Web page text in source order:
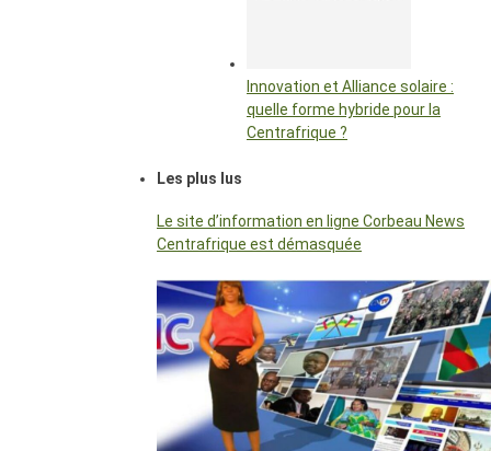
Innovation et Alliance solaire :
quelle forme hybride pour la
Centrafrique ?
Les plus lus
Le site d’information en ligne Corbeau News
Centrafrique est démasquée